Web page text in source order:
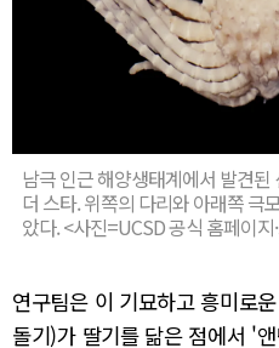
남극 인근 해양생태계에서 발견
더 스타. 위쪽의 다리와 아래쪽 극
았다. <사진=UCSD 공식 홈페이
연구팀은 이 기묘하고 흥미로
돌기)가 딸기를 닮은 점에서 '